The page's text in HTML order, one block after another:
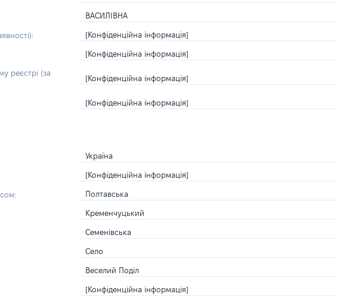
ВАСИЛІВНА
[Конфіденційна інформація]
[Конфіденційна інформація]
реєстрі (за
[Конфіденційна інформація]
[Конфіденційна інформація]
Україна
[Конфіденційна інформація]
Полтавська
Кременчуцький
Семенівська
Село
Веселий Поділ
[Конфіденційна інформація]